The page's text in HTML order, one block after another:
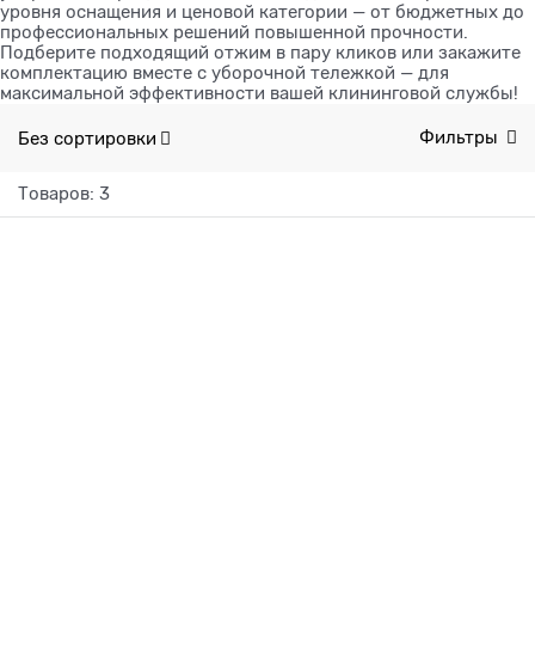
уровня оснащения и ценовой категории — от бюджетных до
профессиональных решений повышенной прочности.
Подберите подходящий отжим в пару кликов или закажите
комплектацию вместе с уборочной тележкой — для
максимальной эффективности вашей клининговой службы!
Без сортировки Фильтры
Товаров: 3